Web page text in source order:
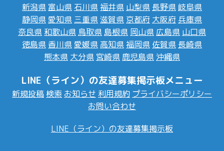
新潟県 富山県 石川県福井県 山梨県 長野県 岐阜県
静岡県愛知県 三重県滋賀県 京都府 大阪府 兵庫県
奈良県 和歌山県 鳥取県 島根県 岡山県 広島県 山口県
徳島県 香川県愛媛県 高知県福岡県 佐賀県 長崎県
熊本県 大分県 宮崎県 鹿児島県 沖縄県
LINE（ライン）の友達募集掲示板メニュー
新規投稿 検索 お知らせ 利用規約 プライバシーポリシー
お問い合わせ
LINE（ライン）の友達募集掲示板